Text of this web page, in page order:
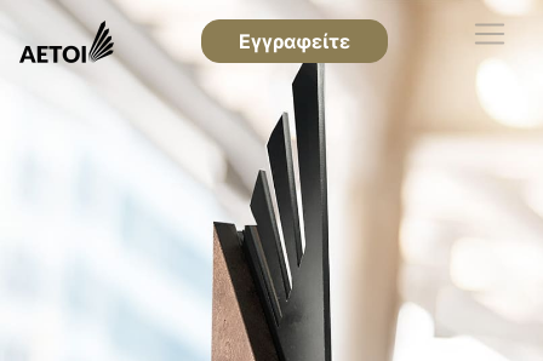
Εγγραφείτε